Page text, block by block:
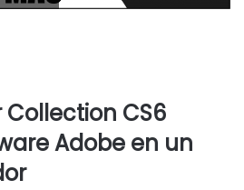
CS6
Adobe en un